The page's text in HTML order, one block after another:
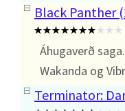
Black Panther
Áhugaverð
Wakanda og
Terminator: